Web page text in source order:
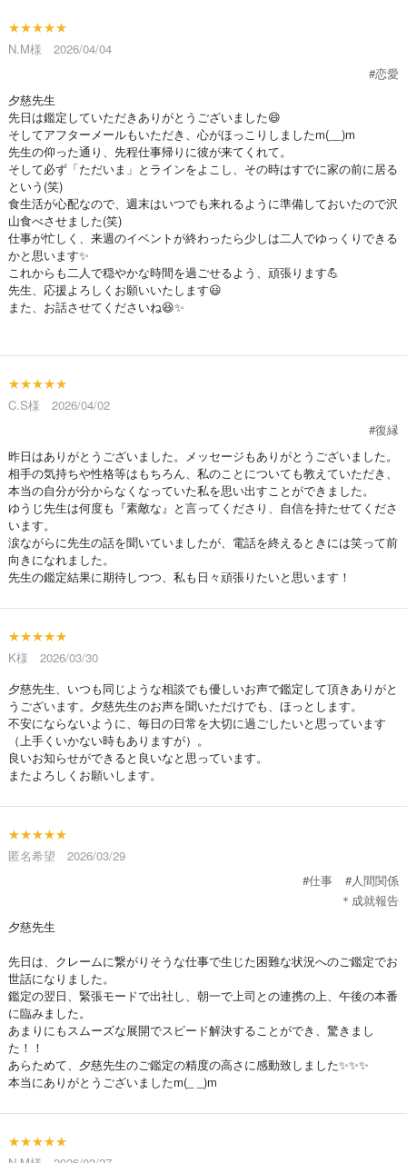
★★★★★
N.M様 2026/04/04
#恋愛
夕慈先生
先日は鑑定していただきありがとうございました😄
そしてアフターメールもいただき、心がほっこりしましたm(__)m
先生の仰った通り、先程仕事帰りに彼が来てくれて。
そして必ず「ただいま」とラインをよこし、その時はすでに家の前に居る
という(笑)
食生活が心配なので、週末はいつでも来れるように準備しておいたので沢
山食べさせました(笑)
仕事が忙しく、来週のイベントが終わったら少しは二人でゆっくりできる
かと思います✨
これからも二人で穏やかな時間を過ごせるよう、頑張ります💪
先生、応援よろしくお願いいたします😃
また、お話させてくださいね😆✨
★★★★★
C.S様 2026/04/02
#復縁
昨日はありがとうございました。メッセージもありがとうございました。
相手の気持ちや性格等はもちろん、私のことについても教えていただき、
本当の自分が分からなくなっていた私を思い出すことができました。
ゆうじ先生は何度も『素敵な』と言ってくださり、自信を持たせてくださ
います。
涙ながらに先生の話を聞いていましたが、電話を終えるときには笑って前
向きになれました。
先生の鑑定結果に期待しつつ、私も日々頑張りたいと思います！
★★★★★
K様 2026/03/30
夕慈先生、いつも同じような相談でも優しいお声で鑑定して頂きありがと
うございます。夕慈先生のお声を聞いただけでも、ほっとします。
不安にならないように、毎日の日常を大切に過ごしたいと思っています
（上手くいかない時もありますが）。
良いお知らせができると良いなと思っています。
またよろしくお願いします。
★★★★★
匿名希望 2026/03/29
#仕事
#人間関係
＊成就報告
夕慈先生
先日は、クレームに繋がりそうな仕事で生じた困難な状況へのご鑑定でお
世話になりました。
鑑定の翌日、緊張モードで出社し、朝一で上司との連携の上、午後の本番
に臨みました。
あまりにもスムーズな展開でスピード解決することができ、驚きまし
た！！
あらためて、夕慈先生のご鑑定の精度の高さに感動致しました✨✨✨
本当にありがとうございましたm(_ _)m
★★★★★